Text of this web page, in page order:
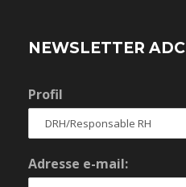
NEWSLETTER ADC
Profil
Adresse e-mail: